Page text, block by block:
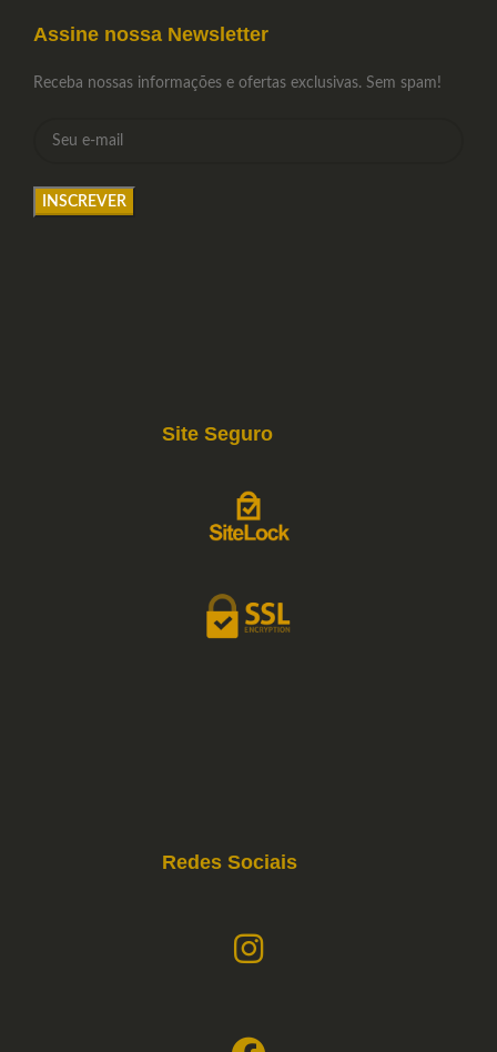
Assine nossa Newsletter
Receba nossas informações e ofertas exclusivas. Sem spam!
Site Seguro
Redes Sociais